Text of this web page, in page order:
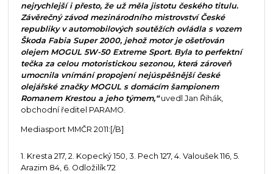
nejrychlejší i přesto, že už měla jistotu českého titulu.
Závěrečný závod mezinárodního mistrovství České
republiky v automobilových soutěžích ovládla s vozem
Škoda Fabia Super 2000, jehož motor je ošetřován
olejem MOGUL 5W-50 Extreme Sport. Byla to perfektní
tečka za celou motoristickou sezonou, která zároveň
umocnila vnímání propojení nejúspěšnější české
olejářské značky MOGUL s domácím šampionem
Romanem Krestou a jeho týmem,“uvedl Jan Řihák,
obchodní ředitel PARAMO.
Mediasport MMČR 2011:[/B]
1. Kresta 217, 2. Kopecký 150, 3. Pech 127, 4. Valoušek 116, 5.
Arazim 84, 6. Odložilík 72